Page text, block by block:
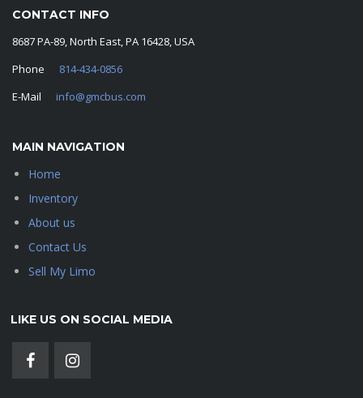
CONTACT INFO
8687 PA-89, North East, PA 16428, USA
Phone 814-434-0856
E-Mail info@gmcbus.com
MAIN NAVIGATION
Home
Inventory
About us
Contact Us
Sell My Limo
LIKE US ON SOCIAL MEDIA